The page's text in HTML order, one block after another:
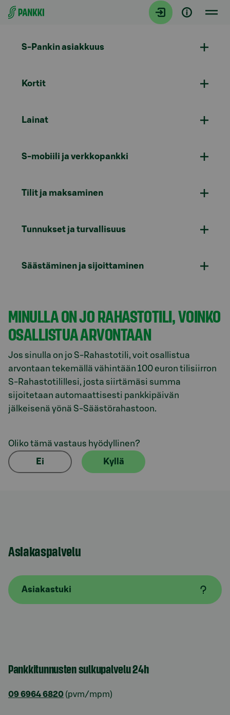
Siirry suoraan sisältöön
S-Pankin asiakkuus
Kortit
Lainat
S-mobiili ja verkkopankki
Tilit ja maksaminen
Tunnukset ja turvallisuus
Säästäminen ja sijoittaminen
MINULLA ON JO RAHASTOTILI, VOINKO
OSALLISTUA ARVONTAAN
Jos sinulla on jo S-Rahastotili, voit osallistua
arvontaan tekemällä vähintään 100 euron tilisiirron
S-Rahastotilillesi, josta siirtämäsi summa
sijoitetaan automaattisesti pankkipäivän
jälkeisenä yönä S-Säästörahastoon.
Oliko tämä vastaus hyödyllinen?
Ei Kyllä
Asiakaspalvelu
Asiakastuki
Pankkitunnusten sulkupalvelu 24h
09 6964 6820 (pvm/mpm)